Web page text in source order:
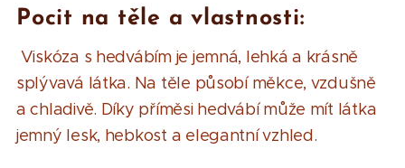
Pocit na těle a vlastnosti:
Viskóza s hedvábím je jemná, lehká a krásně
splývavá látka. Na těle působí měkce, vzdušně
a chladivě. Díky příměsi hedvábí může mít látka
jemný lesk, hebkost a elegantní vzhled.